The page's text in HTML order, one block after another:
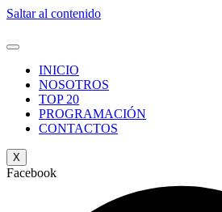
Saltar al contenido
INICIO
NOSOTROS
TOP 20
PROGRAMACIÓN
CONTACTOS
X
Facebook